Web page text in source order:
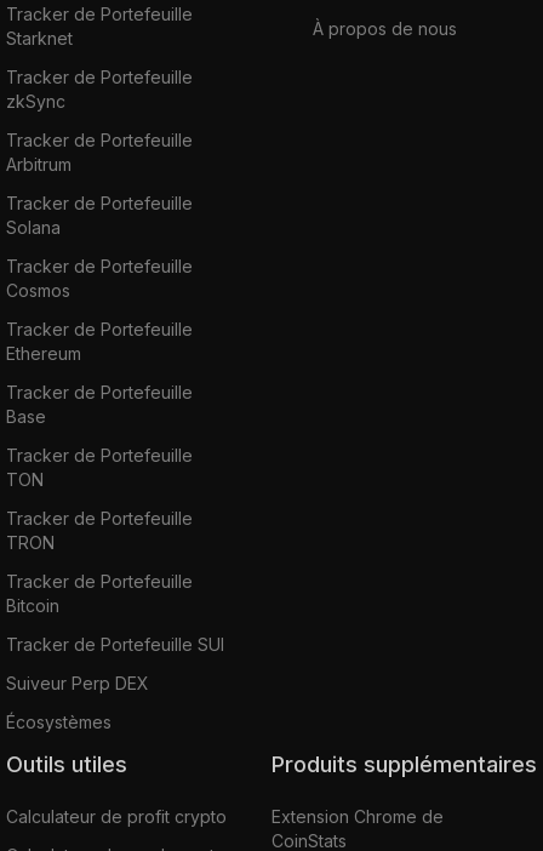
Tracker de Portefeuille
Starknet
Tracker de Portefeuille
zkSync
Tracker de Portefeuille
Arbitrum
Tracker de Portefeuille
Solana
Tracker de Portefeuille
Cosmos
Tracker de Portefeuille
Ethereum
Tracker de Portefeuille
Base
Tracker de Portefeuille
TON
Tracker de Portefeuille
TRON
Tracker de Portefeuille
Bitcoin
Tracker de Portefeuille SUI
Suiveur Perp DEX
Écosystèmes
À propos de nous
Outils utiles
Calculateur de profit crypto
Produits supplémentaires
Extension Chrome de
CoinStats